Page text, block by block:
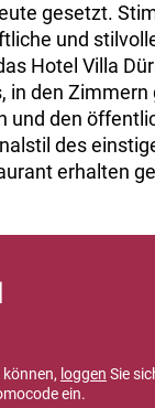
gesetzt.
und
Hotel Villa
in den Zimmern
und den
des
erhalten
loggen Sie
ein.